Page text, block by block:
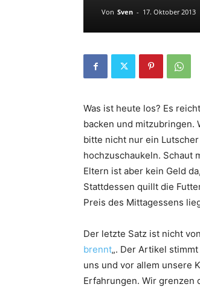
Von Sven - 17. Oktober 2013
Was ist heute los? Es
backen und mitzubringen.
bitte nicht nur ein
hochzuschaukeln. Schaut
Eltern ist aber kein Geld
Stattdessen quillt die
Preis des Mittagessens
Der letzte Satz ist nicht
brennt„. Der Artikel
uns und vor allem unsere
Erfahrungen. Wir grenzen